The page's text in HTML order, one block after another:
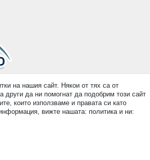
Плащане
запазени. - Prices incl. VAT. 19% VAT Basic prices see
to the UK!
на нашия сайт. Някои от тях са от
други да ни помогнат да подобрим този сайт
които използваме и правата си като
вижте нашата: политика и ни: